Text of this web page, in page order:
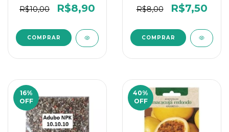
R$10,00
R$8,90 R$8,00 R$7,50
16%
OFF
40%
OFF